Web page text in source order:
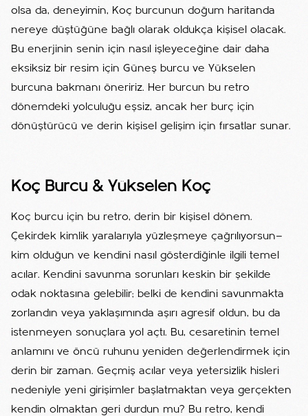
olsa da, deneyimin, Koç burcunun doğum haritanda
nereye düştüğüne bağlı olarak oldukça kişisel olacak.
Bu enerjinin senin için nasıl işleyeceğine dair daha
eksiksiz bir resim için Güneş burcu ve Yükselen
burcuna bakmanı öneririz. Her burcun bu retro
dönemdeki yolculuğu eşsiz, ancak her burç için
dönüştürücü ve derin kişisel gelişim için fırsatlar sunar.
Koç Burcu & Yükselen Koç
Koç burcu için bu retro, derin bir kişisel dönem.
Çekirdek kimlik yaralarıyla yüzleşmeye çağrılıyorsun—
kim olduğun ve kendini nasıl gösterdiğinle ilgili temel
acılar. Kendini savunma sorunları keskin bir şekilde
odak noktasına gelebilir; belki de kendini savunmakta
zorlandın veya yaklaşımında aşırı agresif oldun, bu da
istenmeyen sonuçlara yol açtı. Bu, cesaretinin temel
anlamını ve öncü ruhunu yeniden değerlendirmek için
derin bir zaman. Geçmiş acılar veya yetersizlik hisleri
nedeniyle yeni girişimler başlatmaktan veya gerçekten
kendin olmaktan geri durdun mu? Bu retro, kendi